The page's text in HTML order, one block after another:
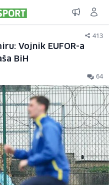
413
Vojnik EUFOR-a
BiH
64